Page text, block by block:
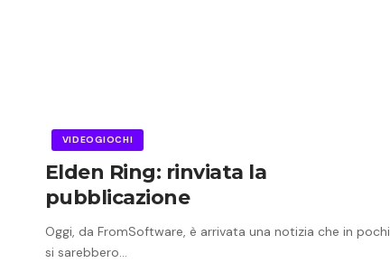
VIDEOGIOCHI
Elden Ring: rinviata la
pubblicazione
Oggi, da FromSoftware, è arrivata una notizia che in pochi
si sarebbero…